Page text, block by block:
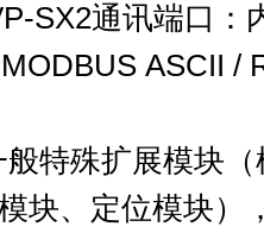
SX2通讯端口：
ASCII /
特殊扩展模块（
块、定位模块）